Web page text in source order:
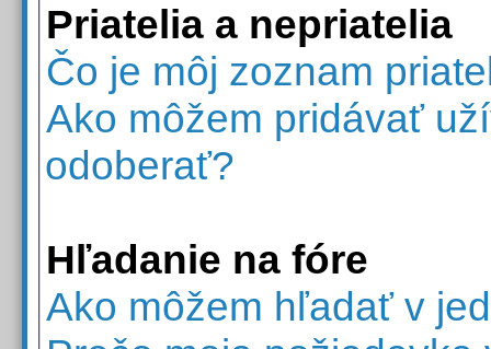
Priatelia a nepriatelia
Čo je môj zoznam
Ako môžem pridávať
odoberať?
Hľadanie na fóre
Ako môžem hľadať v